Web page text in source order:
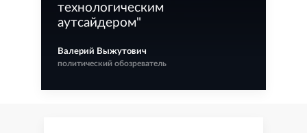
технологическим
аутсайдером"
Валерий Выжутович
политический обозреватель